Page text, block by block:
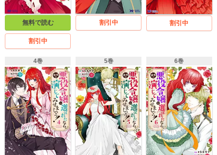
無料で読む
割引中
割引中 割引中
4巻 5巻 6巻